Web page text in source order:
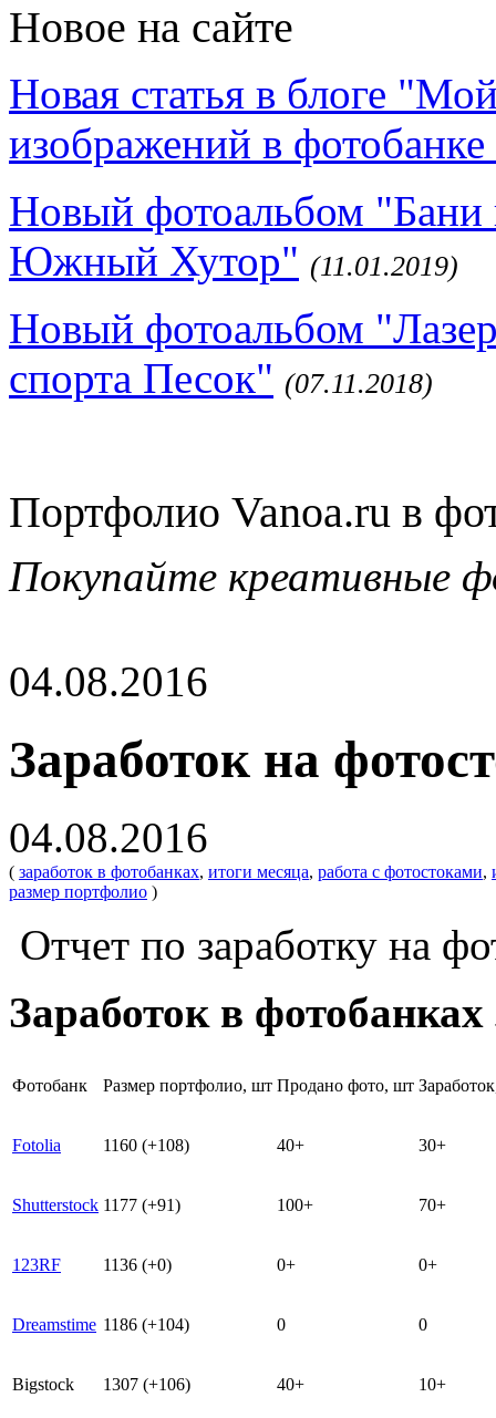
Новое на сайте
Новая статья в блоге
изображений в
Новый фотоальбом "Бани
Южный Хутор" (11.01.2019)
Новый фотоальбом
спорта Песок" (07.11.2018)
Портфолио Vanoa.ru в
Покупайте креативные
04.08.2016
Заработок на
04.08.2016
( заработок в фотобанках, итоги месяца, работа с фотостоками,
размер портфолио )
Отчет по заработку на
Заработок в
Фотобанк Размер портфолио, шт Продано фото, шт
Fotolia 1160 (+108) 40+ 30+
Shutterstock 1177 (+91) 100+ 70+
123RF 1136 (+0) 0+ 0+
Dreamstime 1186 (+104) 0 0
Bigstock 1307 (+106) 40+ 10+